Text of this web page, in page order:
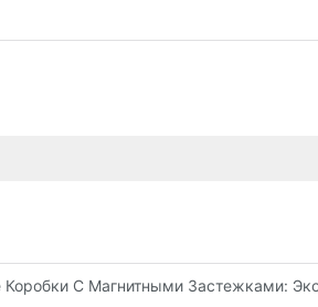
Класса
Коробки С Магнитными Застежками: